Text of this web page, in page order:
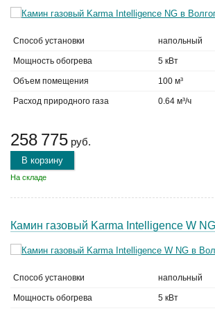
Способ установки напольный
Мощность обогрева 5 кВт
Объем помещения 100 м³
Расход природного газа 0.64 м³/ч
258 775 руб.
В корзину
На складе
Камин газовый Karma Intelligence W NG
Способ установки напольный
Мощность обогрева 5 кВт